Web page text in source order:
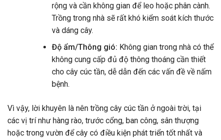
rộng và cần không gian để leo hoặc phân cành.
Trồng trong nhà sẽ rất khó kiểm soát kích thước
và dáng cây.
Độ ẩm/Thông gió: Không gian trong nhà có thể
không cung cấp đủ độ thông thoáng cần thiết
cho cây cúc tần, dễ dẫn đến các vấn đề về nấm
bệnh.
Vì vậy, lời khuyên là nên trồng cây cúc tần ở ngoài trời, tại
các vị trí như hàng rào, trước cổng, ban công, sân thượng
hoặc trong vườn để cây có điều kiện phát triển tốt nhất và